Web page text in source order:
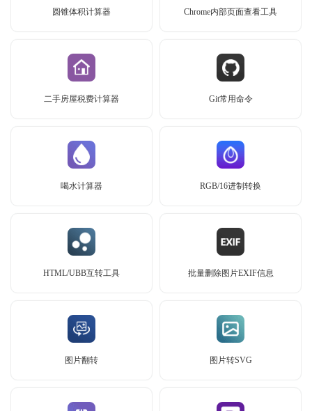
圆锥体积计算器 Chrome内部页面查看工具
二手房屋税费计算器 Git常用命令
喝水计算器 RGB/16进制转换
HTML/UBB互转工具 批量删除图片EXIF信息
图片翻转 图片转SVG